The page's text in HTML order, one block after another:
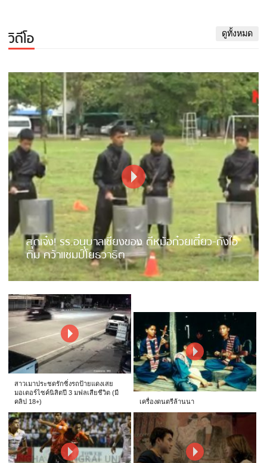
วิดีโอ ดูทั้งหมด
สุดเจ๋ง! รร.อนุบาลเชียงของ ตีหม้อก๋วยเตี๋ยว-ถังไอ
ติม คว้าแชมป์โยธวาธิต
สาวเมาประชดรักซิ่งรถป้ายแดงเสย
มอเตอร์ไซค์นิสิตปี 3 มฟลเสียชีวิต (มี
คลิป 18+)
เครื่องดนตรีล้านนา